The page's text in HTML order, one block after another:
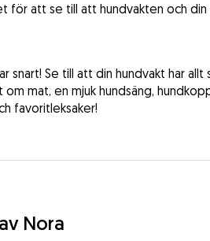
för att se till att hundvakten och din
snart! Se till att din hundvakt har allt
mat, en mjuk hundsäng,
favoritleksaker!
Nora